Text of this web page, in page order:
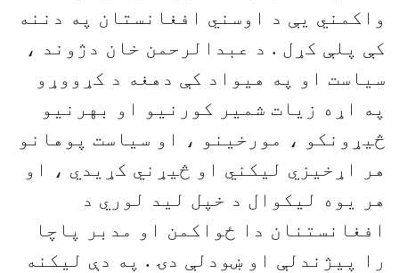
واکمني يې د اوسني افغانستان په دننه
کې پلې کړل . د عبدالرحمن خان دژوند ،
سياست او په هيواد کې دهغه د کړووړو
په اړه زيات شمير کورنيو او بهرنيو
څيړونکو ، مورخينو ، او سياست پوهانو
هر اړخيزي ليکني او څيړني کړيدي ، او
هر يوه ليکوال د خپل ليد لوري د
افغانستنان دا ځواکمن او مدبر پاچا
را پيژندلې او ښودلې دۍ . په دې ليکنه